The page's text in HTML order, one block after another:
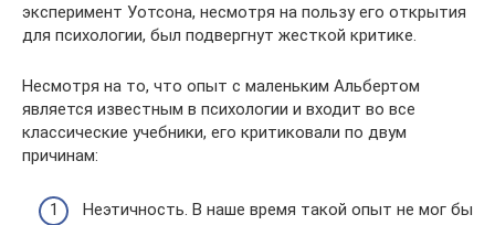
эксперимент Уотсона, несмотря на пользу его открытия
для психологии, был подвергнут жесткой критике.
Несмотря на то, что опыт с маленьким Альбертом
является известным в психологии и входит во все
классические учебники, его критиковали по двум
причинам:
Неэтичность. В наше время такой опыт не мог бы